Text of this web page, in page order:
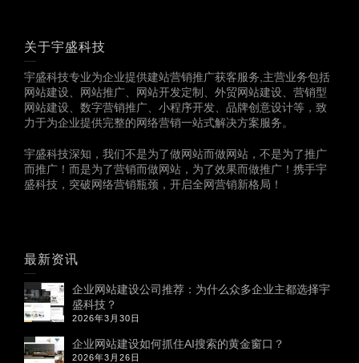
关于宇盛科技
宇盛科技专业为企业提供建站营销推广获客服务,主营业务包括
网站建设、网站推广、网站开发定制、外贸网站建设、营销型
网站建设、数字营销推广、小程序开发、品牌创意设计等，致
力于为企业提供完整的网络营销一站式解决方案服务。
宇盛科技深知，我们不是为了做网站而做网站，不是为了推广
而推广！而是为了营销而做网站，为了效果而做推广！携手宇
盛科技，突破网络营销瓶颈，开启全网营销新格局！
最新资讯
企业网站建设公司推荐：为什么众多企业主都选择宇
盛科技？
2026年3月30日
企业网站建设如何抓住AI搜索的黄金窗口？
2026年3月26日